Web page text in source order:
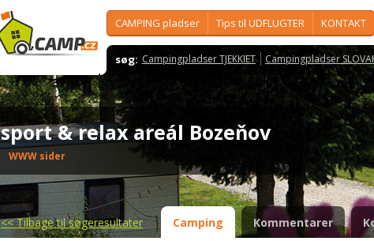
CAMPING pladser Tips til UDFLUGTER KONTAKT
søg: Campingpladser TJEKKIET Campingpladser
sport & relax areál Bozeňov
WWW sider
<<Tilbage til søgeresultater Camping Kommentarer